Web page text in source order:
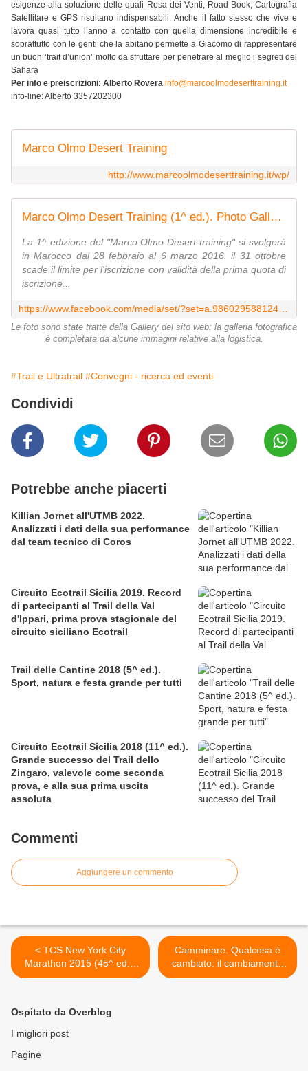
esigenze alla soluzione delle quali Rosa dei Venti, Road Book, Cartografia
Satellitare e GPS risultano indispensabili. Anche il fatto stesso che vive e
lavora quasi tutto l’anno a contatto con quella dimensione incredibile e
soprattutto con le genti che la abitano permette a Giacomo di rappresentare
un buon ‘trait d’union’ molto da sfruttare per penetrare al meglio i segreti del
Sahara
Per info e preiscrizioni: Alberto Rovera info@marcoolmodeserttraining.it
info-line: Alberto 3357202300
Marco Olmo Desert Training
http://www.marcoolmodeserttraining.it/wp/
Marco Olmo Desert Training (1^ ed.). Photo Gallery
La 1^ edizione del "Marco Olmo Desert training" si svolgerà
in Marocco dal 28 febbraio al 6 marzo 2016. il 31 ottobre
scade il limite per l'iscrizione con validità della prima quota di
iscrizione...
Le foto sono state tratte dalla Gallery del sito web: la galleria fotografica
è completata da alcune immagini relative alla logistica.
#Trail e Ultratrail #Convegni - ricerca ed eventi
Condividi
Potrebbe anche piacerti
Killian Jornet all'UTMB 2022.
Analizzati i dati della sua performance
dal team tecnico di Coros
Circuito Ecotrail Sicilia 2019. Record
di partecipanti al Trail della Val
d'Ippari, prima prova stagionale del
circuito siciliano Ecotrail
Trail delle Cantine 2018 (5^ ed.).
Sport, natura e festa grande per tutti
Circuito Ecotrail Sicilia 2018 (11^ ed.).
Grande successo del Trail dello
Zingaro, valevole come seconda
prova, e alla sua prima uscita
assoluta
Commenti
Aggiungere un commento
< TCS New York City
Marathon 2015 (45^ ed.).
Oltre 2000 gli Italiani allo
Camminare. Qualcosa è
cambiato: il cambiamento
visto attraverso la stessa
Ospitato da Overblog
I migliori post
Pagine